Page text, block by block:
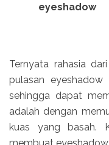
eyeshadow
Ternyata rahasia
pulasan
sehingga dapat
adalah dengan
kuas yang basah.